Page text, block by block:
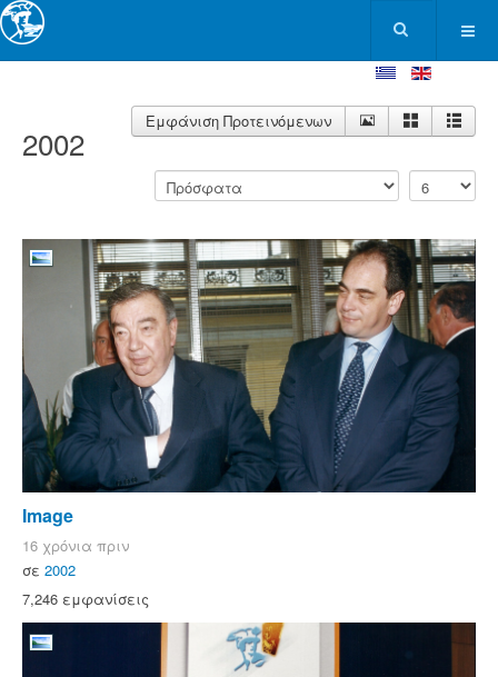
2002
Εμφάνιση Προτεινόμενων
Image
16 χρόνια πριν
σε 2002
7,246 εμφανίσεις